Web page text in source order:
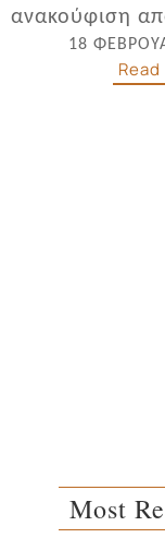
ανακούφιση
18
Most